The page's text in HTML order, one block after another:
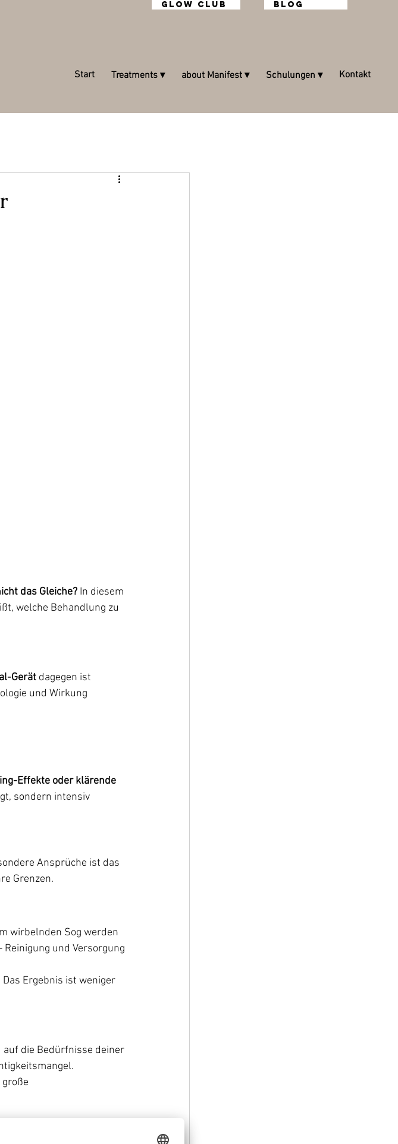
Glow Club Blog
Start Treatments ▾ about Manifest ▾ Schulungen ▾ Kontakt
das Gleiche? In diesem
welche Behandlung zu
Gerät dagegen ist
und Wirkung
Effekte oder klärende
sondern intensiv
Ansprüche ist das
Grenzen.
wirbelnden Sog werden
und Versorgung
Ergebnis ist weniger
auf die Bedürfnisse deiner
große